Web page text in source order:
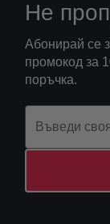
Не
Абонирай се
промокод за
поръчка.